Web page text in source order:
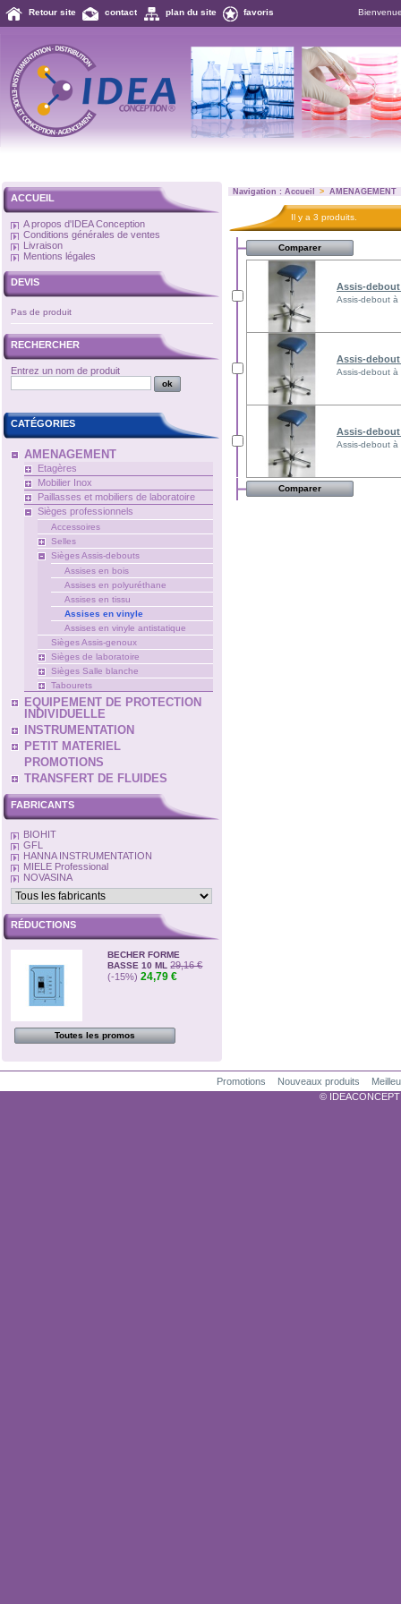
Retour site contact plan du site favoris
ACCUEIL
A propos d'IDEA Conception
Conditions générales de ventes
Livraison
Mentions légales
DEVIS
Pas de produit
RECHERCHER
Entrez un nom de produit
CATÉGORIES
AMENAGEMENT
Etagères
Mobilier Inox
Paillasses et mobiliers de laboratoire
Sièges professionnels
Accessoires
Selles
Sièges Assis-debouts
Assises en bois
Assises en polyuréthane
Assises en tissu
Assises en vinyle
Assises en vinyle antistatique
Sièges Assis-genoux
Sièges de laboratoire
Sièges Salle blanche
Tabourets
EQUIPEMENT DE PROTECTION
INDIVIDUELLE
INSTRUMENTATION
PETIT MATERIEL
PROMOTIONS
TRANSFERT DE FLUIDES
FABRICANTS
BIOHIT
GFL
HANNA INSTRUMENTATION
MIELE Professional
NOVASINA
RÉDUCTIONS
BECHER FORME
BASSE 10 ML 29,16 €
(-15%) 24,79 €
Toutes les promos
Navigation : Accueil > AMENAGEMENT
Il y a 3 produits.
Assis-debout
Assis-debout
Assis-debout
Assis-debout à
Assis-debout
Assis-debout à
Promotions Nouveaux produits
©